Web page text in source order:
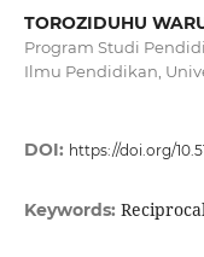
TOROZIDUHU
Program Studi
Ilmu Pendidikan,
DOI: https://doi.org/
Keywords: